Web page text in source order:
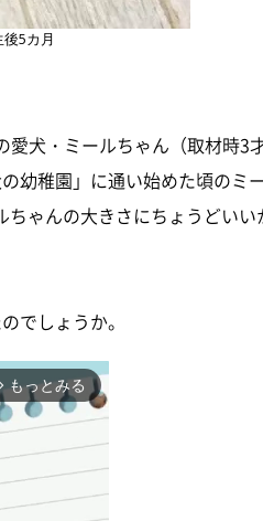
5カ月
愛犬・ミールちゃん（取材時3
幼稚園」に通い始めた頃のミ
ゃんの大きさにちょうどいい
でしょうか。
もっとみる